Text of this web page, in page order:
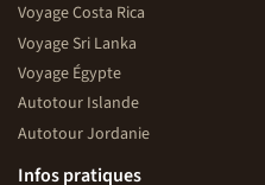
Voyage Costa Rica
Voyage Sri Lanka
Voyage Égypte
Autotour Islande
Autotour Jordanie
Infos pratiques